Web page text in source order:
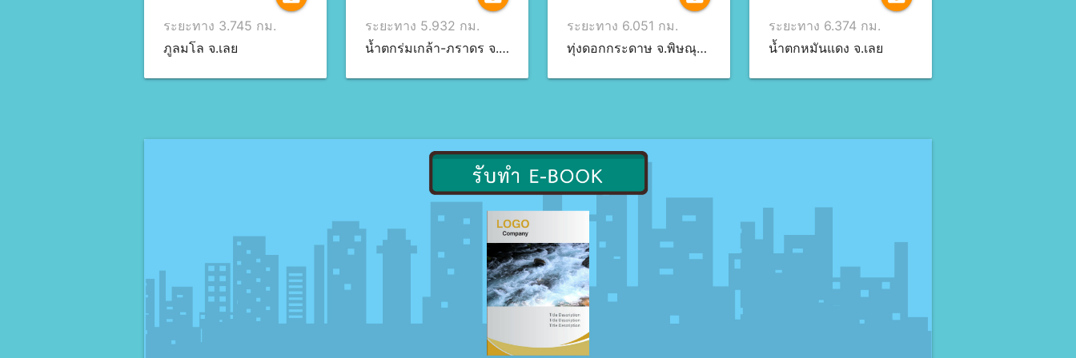
ระยะทาง 3.745 กม.
ภูลมโล จ.เลย
ระยะทาง 5.932 กม.
น้ำตกร่มเกล้า-ภราดร จ.พิษณุโลก
ระยะทาง 6.051 กม.
ทุ่งดอกกระดาษ จ.พิษณุโลก
ระยะทาง 6.374 กม.
น้ำตกหมันแดง จ.เลย